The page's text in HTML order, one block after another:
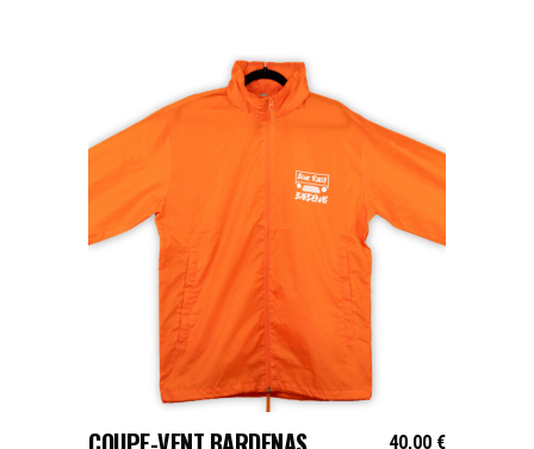
CHOIX DES OPTIONS
40,00 €